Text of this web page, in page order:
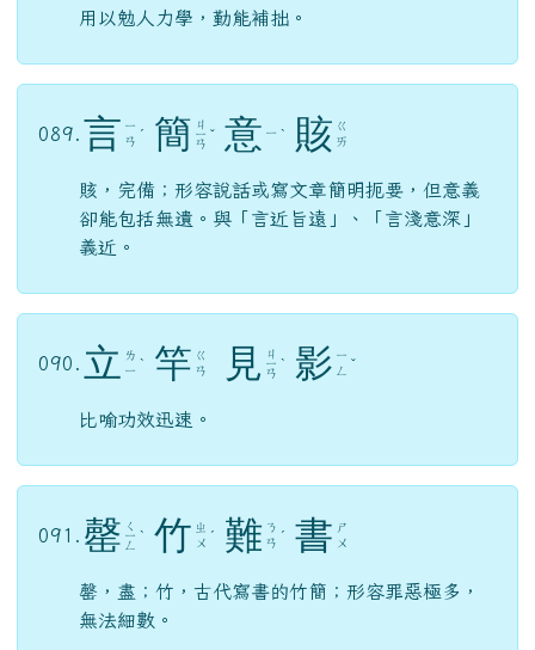
用以勉人力學，勤能補拙。
089. 言 ㄧ
ㄢ ˊ 簡 ㄐ
ㄧ
ㄢ
ˇ 意 ㄧ ˋ 賅 ㄍ
ㄞ
賅，完備；形容說話或寫文章簡明扼要，但意義
卻能包括無遺。與「言近旨遠」、「言淺意深」
義近。
090. 立 ㄌ
ㄧ ˋ 竿 ㄍ
ㄢ
見 ㄐ
ㄧ
ㄢ
ˋ 影 ㄧ
ㄥ ˇ
比喻功效迅速。
091. 罄 ㄑ
ㄧ
ㄥ
ˋ 竹 ㄓ
ㄨ ˊ 難 ㄋ
ㄢ ˊ 書 ㄕ
ㄨ
罄，盡；竹，古代寫書的竹簡；形容罪惡極多，
無法細數。